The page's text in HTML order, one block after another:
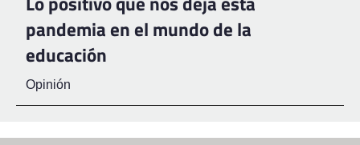
pandemia en el mundo de la
educación
Opinión